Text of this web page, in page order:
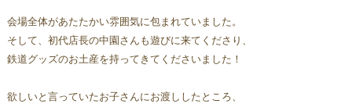
会場全体があたたかい雰囲気に包まれていました。
そして、初代店長の中園さんも遊びに来てくださり、
鉄道グッズのお土産を持ってきてくださいました！
欲しいと言っていたお子さんにお渡ししたところ、